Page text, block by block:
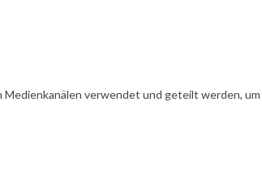
verwendet und geteilt